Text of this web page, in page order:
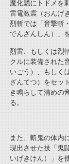
魔化魍にトドメを
雷電激震（おんげ
烈斬では「音撃斬
でんざんしん）」
烈雷、もしくは烈
クルに装備された
いごう）、もしく
ざんてつ）をセッ
き鳴らして清めの
る。
また、斬鬼の体内
現出させた技「鬼
いげきけん）」を